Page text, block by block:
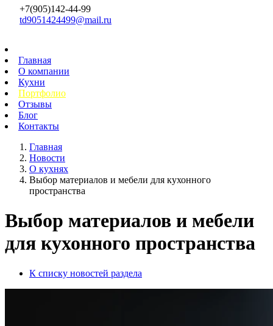
+7(905)142-44-99
td9051424499@mail.ru
Главная
О компании
Кухни
Портфолио
Отзывы
Блог
Контакты
Главная
Новости
О кухнях
Выбор материалов и мебели для кухонного
пространства
Выбор материалов и мебели
для кухонного пространства
К списку новостей раздела